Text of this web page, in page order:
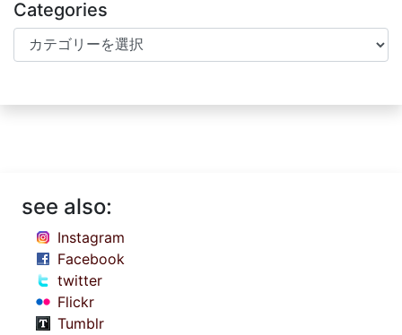
Categories
Categories
see also:
Instagram
Facebook
twitter
Flickr
Tumblr